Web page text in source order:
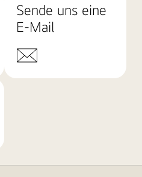
Sende uns eine
E-Mail